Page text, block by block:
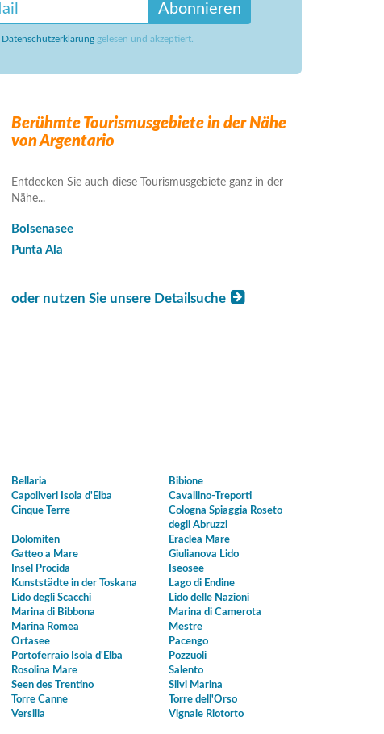
Abonnieren
Datenschutzerklärunggelesen und akzeptiert.
Berühmte Tourismusgebiete in der Nähe
von Argentario
Entdecken Sie auch diese Tourismusgebiete ganz in der
Nähe...
Bolsenasee
Punta Ala
oder nutzen Sie unsere Detailsuche
Bellaria
Bibione
Capoliveri Isola d'Elba
Cavallino-Treporti
Cinque Terre
Cologna Spiaggia Roseto
degli Abruzzi
Dolomiten
Eraclea Mare
Gatteo a Mare
Giulianova Lido
Insel Procida
Iseosee
Kunststädte in der Toskana
Lago di Endine
Lido degli Scacchi
Lido delle Nazioni
Marina di Bibbona
Marina di Camerota
Marina Romea
Mestre
Ortasee
Pacengo
Portoferraio Isola d'Elba
Pozzuoli
Rosolina Mare
Salento
Seen des Trentino
Silvi Marina
Torre Canne
Torre dell'Orso
Versilia
Vignale Riotorto